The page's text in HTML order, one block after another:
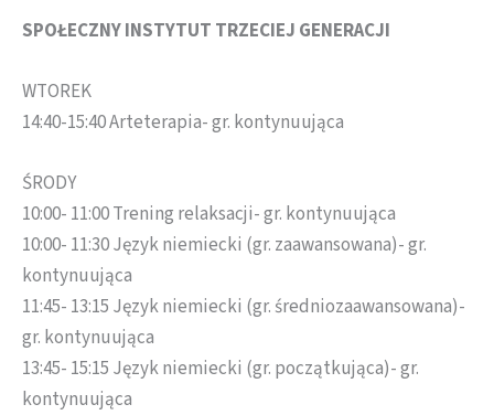
SPOŁECZNY INSTYTUT TRZECIEJ GENERACJI
WTOREK
14:40-15:40 Arteterapia- gr. kontynuująca
ŚRODY
10:00- 11:00 Trening relaksacji- gr. kontynuująca
10:00- 11:30 Język niemiecki (gr. zaawansowana)- gr.
kontynuująca
11:45- 13:15 Język niemiecki (gr. średniozaawansowana)-
gr. kontynuująca
13:45- 15:15 Język niemiecki (gr. początkująca)- gr.
kontynuująca